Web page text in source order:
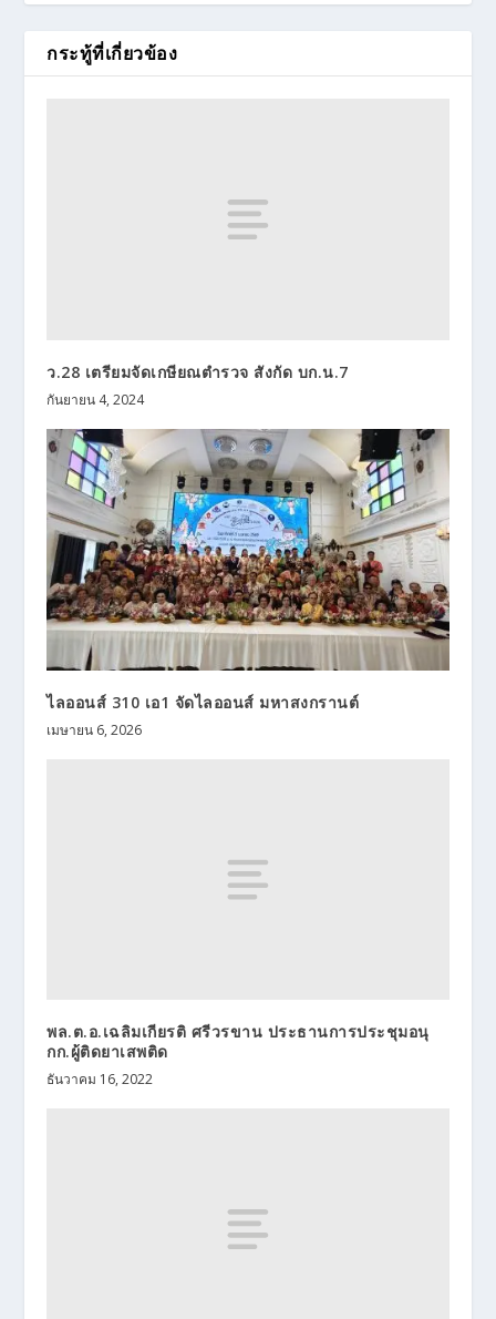
กระทู้ที่เกี่ยวข้อง
ว.28 เตรียมจัดเกษียณตำรวจ สังกัด บก.น.7
กันยายน 4, 2024
ไลออนส์ 310 เอ1 จัดไลออนส์ มหาสงกรานต์
เมษายน 6, 2026
พล.ต.อ.เฉลิมเกียรติ ศรีวรขาน ประธานการประชุมอนุ
กก.ผู้ติดยาเสพติด
ธันวาคม 16, 2022